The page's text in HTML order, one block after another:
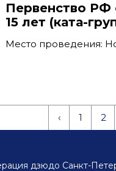
Первенство
15 лет (ката-
Место проведения:
‹ 1 2
дзюдо Санкт-